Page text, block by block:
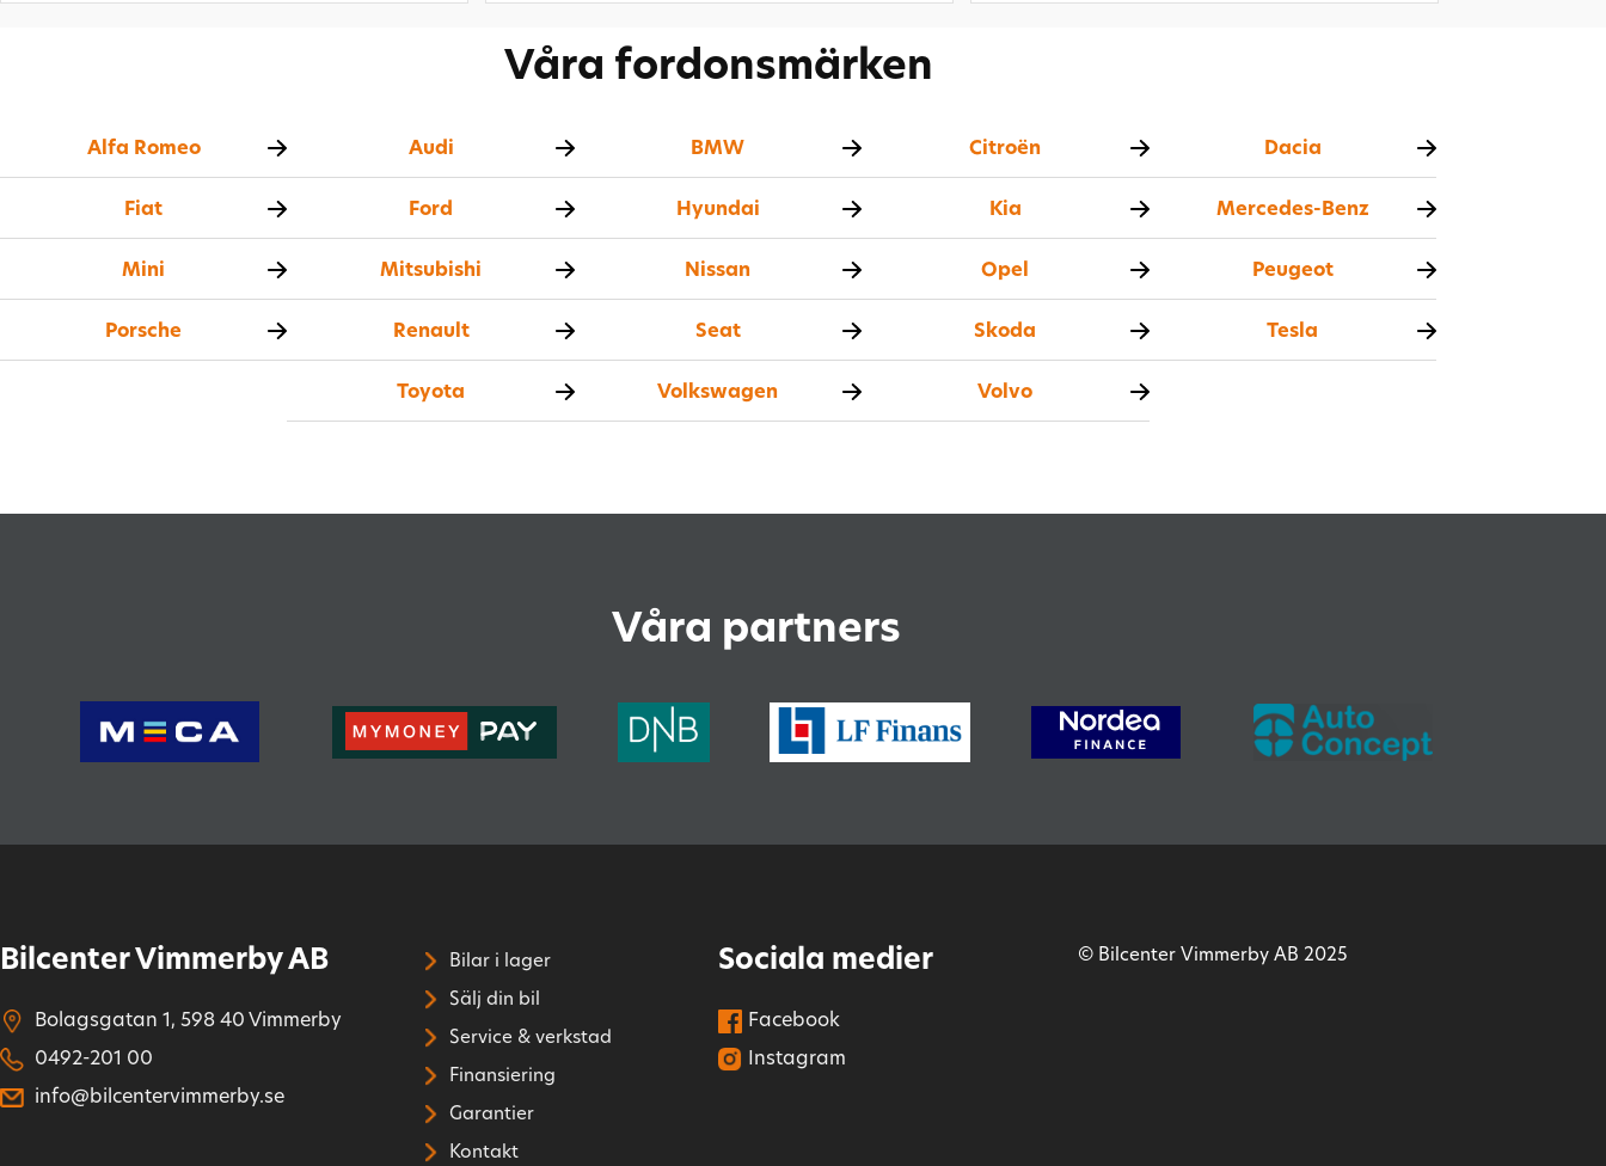
Våra fordonsmärken
Alfa Romeo Audi BMW Citroën Dacia
Fiat Ford Hyundai Kia Mercedes-Benz
Mini Mitsubishi Nissan Opel Peugeot
Porsche Renault Seat Skoda Tesla
Toyota Volkswagen Volvo
Våra partners
Bilcenter Vimmerby AB
Bolagsgatan 1, 598 40 Vimmerby
0492-201 00
info@bilcentervimmerby.se
Bilar i lager
Sälj din bil
Service & verkstad
Finansiering
Garantier
Kontakt
Sociala medier
Facebook
Instagram
© Bilcenter Vimmerby AB 2025